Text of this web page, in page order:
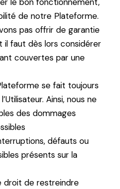
de notre Plateforme.
pas offrir de garantie
il faut dès lors considérer
couvertes par une
se fait toujours
Ainsi, nous ne
des dommages
défauts ou
présents sur la
droit de restreindre